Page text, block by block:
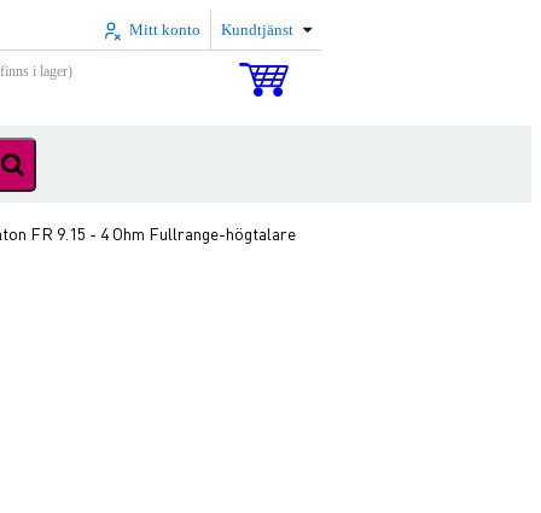
Mitt konto Kundtjänst
i lager)
FR 9.15 - 4 Ohm Fullrange-högtalare